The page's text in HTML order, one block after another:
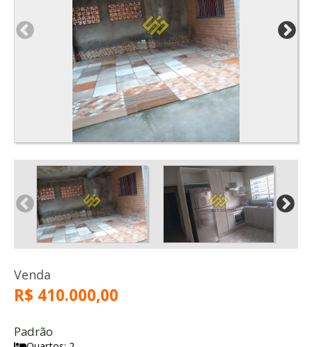
Venda
R$ 410.000,00
Padrão